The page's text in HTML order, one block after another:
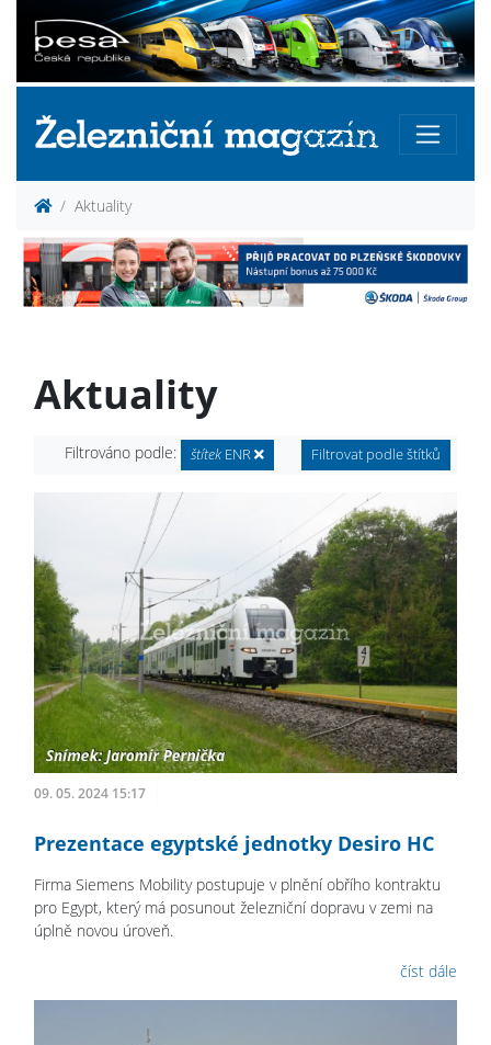
Aktuality
Aktuality
Filtrováno podle: štítekENR Filtrovat podle štítků
09. 05. 2024 15:17
Prezentace egyptské jednotky Desiro HC
Firma Siemens Mobility postupuje v plnění obřího kontraktu
pro Egypt, který má posunout železniční dopravu v zemi na
úplně novou úroveň.
číst dále